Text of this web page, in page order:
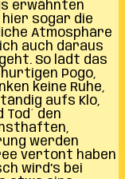
erwähnten
sogar die
Atmosphäre
auch daraus
So lädt das
Pogo,
keine Ruhe,
aufs Klo,
den
werden
vertont haben
wird’s bei